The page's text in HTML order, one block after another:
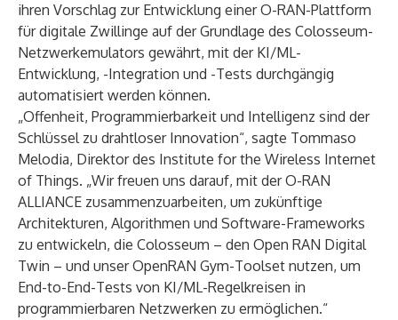
ihren Vorschlag zur Entwicklung einer O-RAN-Plattform
für digitale Zwillinge auf der Grundlage des Colosseum-
Netzwerkemulators gewährt, mit der KI/ML-
Entwicklung, -Integration und -Tests durchgängig
automatisiert werden können.
„Offenheit, Programmierbarkeit und Intelligenz sind der
Schlüssel zu drahtloser Innovation“, sagte Tommaso
Melodia, Direktor des Institute for the Wireless Internet
of Things. „Wir freuen uns darauf, mit der O-RAN
ALLIANCE zusammenzuarbeiten, um zukünftige
Architekturen, Algorithmen und Software-Frameworks
zu entwickeln, die Colosseum – den Open RAN Digital
Twin – und unser OpenRAN Gym-Toolset nutzen, um
End-to-End-Tests von KI/ML-Regelkreisen in
programmierbaren Netzwerken zu ermöglichen.“